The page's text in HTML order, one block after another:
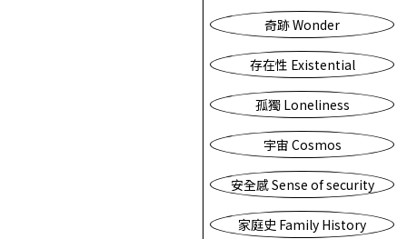
奇跡 Wonder
存在性 Existential
孤獨 Loneliness
宇宙 Cosmos
安全感 Sense of security
家庭史 Family History